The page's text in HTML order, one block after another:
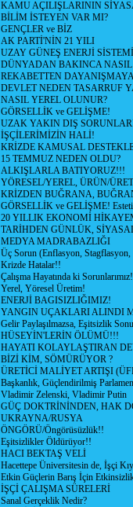
KAMU AÇILIŞLARININ
BİLİM İSTEYEN VAR MI?
GENÇLER ve BİZ
AK PARTİ'NİN 21 YILI
UZAY GÜNEŞ ENERJİ SİSTEMİ
DÜNYADAN BAKINCA
REKABETTEN
DEVLET NEDEN TASARRUF
NASIL YEREL OLUNUR?
GÖRSELLİK ve GELİŞME!
UZAK YAKIN DIŞ
İŞÇİLERİMİZİN HALİ!
KRİZDE KAMUSAL
15 TEMMUZ NEDEN OLDU?
ALKIŞLARLA BATIYORUZ!!!
YÖRESEL/YEREL, ÜRÜN/
KRİZDEN BUĞRANA,
GÖRSELLİK ve GELİŞME!
20 YILLIK EKONOMİ
TARİHDEN GÜNLÜK,
MEDYA MADRABAZLIĞI
Üç Sorun (Enflasyon, Stagflasyon,
Krizde Hatalar!!
Çalışma Hayatında ki
Yerel, Yöresel Üretim!
ENERJİ BAGISIZLIĞIMIZ!
YANGIN UÇAKLARI ALINDI
Gelir Paylaşılmazsa, Eşitsizlik
HÜSEYİN'LERİN ÖLÜMÜ!!!
HAYATI KOLAYLAŞTIRAN
BİZİ KİM, SÖMÜRÜYOR ?
ÜRETİCİ MALİYET ARTIŞI
Başkanlık, Güçlendirilmiş
Vladimir Zelenski, Vladimir Putin
GÜÇ DOKTRİNİNDEN, HAK
UKRAYNA/RUSYA
ÖNGÖRÜ/Öngörüsüzlük!!
Eşitsizlikler Öldürüyor!!
HACI BEKTAŞ VELİ
Hacettepe Üniversitesin de, İşçi
Etkin Güçlerin Barış İçin
İŞÇİ ÇALIŞMA SÜRELERİ
Sanal Gerçeklik Nedir?